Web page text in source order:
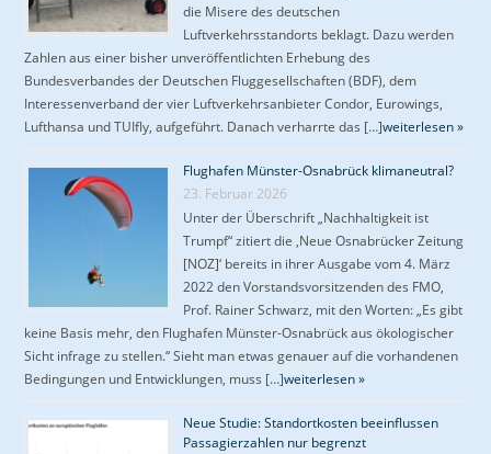
die Misere des deutschen
Luftverkehrsstandorts beklagt. Dazu werden
Zahlen aus einer bisher unveröffentlichten Erhebung des
Bundesverbandes der Deutschen Fluggesellschaften (BDF), dem
Interessenverband der vier Luftverkehrsanbieter Condor, Eurowings,
Lufthansa und TUIfly, aufgeführt. Danach verharrte das […]weiterlesen »
Flughafen Münster-Osnabrück klimaneutral?
23. Februar 2026
Unter der Überschrift „Nachhaltigkeit ist
Trumpf“ zitiert die ‚Neue Osnabrücker Zeitung
[NOZ]‘ bereits in ihrer Ausgabe vom 4. März
2022 den Vorstandsvorsitzenden des FMO,
Prof. Rainer Schwarz, mit den Worten: „Es gibt
keine Basis mehr, den Flughafen Münster-Osnabrück aus ökologischer
Sicht infrage zu stellen.“ Sieht man etwas genauer auf die vorhandenen
Bedingungen und Entwicklungen, muss […]weiterlesen »
Neue Studie: Standortkosten beeinflussen
Passagierzahlen nur begrenzt